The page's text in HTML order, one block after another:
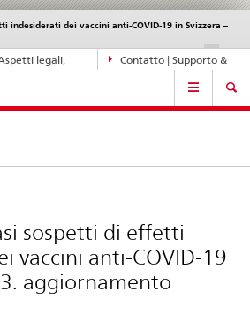
legali,
Contatto | Supporto &
indesiderati dei vaccini anti-COVID-19 in Svizzera –
DE IT
sospetti di effetti
vaccini anti-COVID-19
aggiornamento